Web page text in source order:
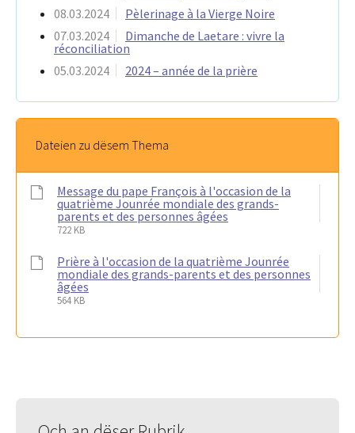
08.03.2024
Pèlerinage à la Vierge Noire
07.03.2024
Dimanche de Laetare : vivre la
réconciliation
05.03.2024
2024 – année de la prière
Dateien zu dësem Thema
Message du pape François à l'occasion de la
quatrième Jounrée mondiale des grands-
parents et des personnes âgées
722 KB
Prière à l'occasion de la quatrième Jounrée
mondiale des grands-parents et des personnes
âgées
564 KB